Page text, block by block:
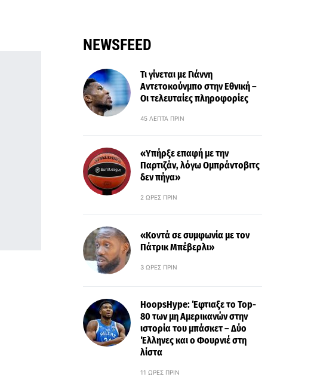
NEWSFEED
Τι γίνεται με Γιάννη
Αντετοκούνμπο στην Εθνική –
Οι τελευταίες πληροφορίες
45 ΛΕΠΤΆ ΠΡΙΝ
«Υπήρξε επαφή με την
Παρτιζάν, λόγω Ομπράντοβιτς
δεν πήγα»
2 ΏΡΕΣ ΠΡΙΝ
«Κοντά σε συμφωνία με τον
Πάτρικ Μπέβερλι»
3 ΏΡΕΣ ΠΡΙΝ
HoopsHype: Έφτιαξε το Top-
80 των μη Αμερικανών στην
ιστορία του μπάσκετ – Δύο
Έλληνες και ο Φουρνιέ στη
λίστα
11 ΏΡΕΣ ΠΡΙΝ